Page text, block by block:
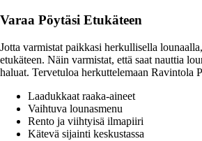
Varaa Pöytäsi Etukäteen
Jotta varmistat paikkasi herkullisella
etukäteen. Näin varmistat, että saat nauttia
haluat. Tervetuloa herkuttelemaan Ravintola
Laadukkaat raaka-aineet
Vaihtuva lounasmenu
Rento ja viihtyisä ilmapiiri
Kätevä sijainti keskustassa